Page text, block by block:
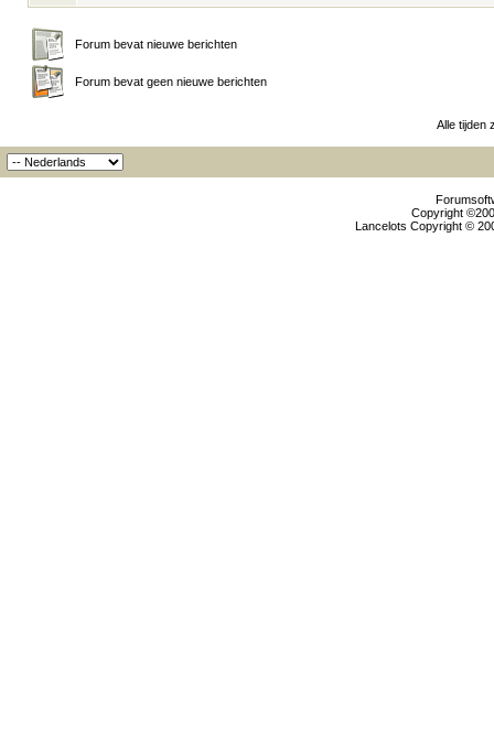
Forum bevat nieuwe berichten
Forum bevat geen nieuwe berichten
Alle tijden
Copyright
Lancelots Copyright ©